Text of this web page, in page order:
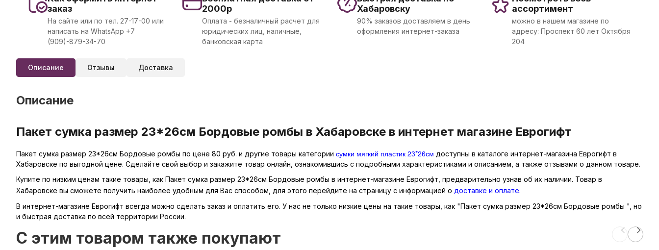
заказ
На сайте или по тел. 27-17-00 или
написать на WhatsApp +7
(909)-879-34-70
2000р
Оплата - безналичный расчет для
юридических лиц, наличные,
банковская карта
Хабаровску
90% заказов доставляем в день
оформления интернет-заказа
ассортимент
можно в нашем магазине по
адресу: Проспект 60 лет Октября
204
Описание Отзывы Доставка
Описание
Пакет сумка размер 23*26см Бордовые ромбы в Хабаровске в интернет магазине Еврогифт
Пакет сумка размер 23*26см Бордовые ромбы по цене 80 руб. и другие товары категории сумки мягкий пластик 23*26см доступны в каталоге интернет-магазина Еврогифт в
Хабаровске по выгодной цене. Сделайте свой выбор и закажите товар онлайн, ознакомившись с подробными характеристиками и описанием, а также отзывами о данном товаре.
Купите по низким ценам такие товары, как Пакет сумка размер 23*26см Бордовые ромбы в интернет-магазине Еврогифт, предварительно узнав об их наличии. Товар в
Хабаровске вы сможете получить наиболее удобным для Вас способом, для этого перейдите на страницу с информацией о доставке и оплате.
В интернет-магазине Еврогифт всегда можно сделать заказ и оплатить его. У нас не только низкие цены на такие товары, как "Пакет сумка размер 23*26см Бордовые ромбы ", но
и быстрая доставка по всей территории России.
C этим товаром также покупают